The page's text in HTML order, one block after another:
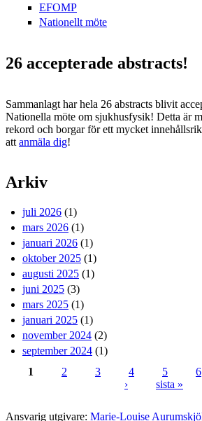
EFOMP
Nationellt möte
26 accepterade abstracts!
Sammanlagt har hela 26 abstracts blivit
Nationella möte om sjukhusfysik! Detta är
rekord och borgar för ett mycket
att anmäla dig!
Arkiv
juli 2026 (1)
mars 2026 (1)
januari 2026 (1)
oktober 2025 (1)
augusti 2025 (1)
juni 2025 (3)
mars 2025 (1)
januari 2025 (1)
november 2024 (2)
september 2024 (1)
1 2 3 4 5 6
›
sista »
Ansvarig utgivare: Marie-Louise